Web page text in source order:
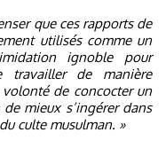
que ces rapports de
utilisés comme un
ignoble pour
travailler de manière
de concocter un
mieux s’ingérer dans
culte musulman. »